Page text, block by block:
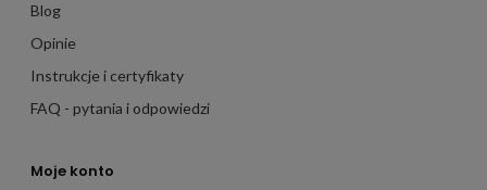
Blog
Opinie
Instrukcje i certyfikaty
FAQ - pytania i odpowiedzi
Moje konto